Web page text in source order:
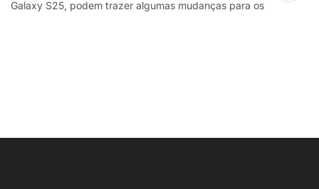
F2 Plus, and MaxG2 e-scooters review
Galaxy S25, podem trazer algumas mudanças para os